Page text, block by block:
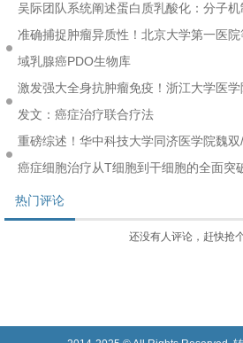
吴际团队系统阐述蛋白质乳酸化：分子
准确捕捉肿瘤异质性！北京大学第一医
域乳腺癌PDO生物库
激发强大全身抗肿瘤免疫！浙江大学医
发文：癌症治疗联合疗法
重磅综述！华中科技大学同济医学院魏
癌症细胞治疗从T细胞到干细胞的全面突
热门评论
还没有人评论，赶快抢